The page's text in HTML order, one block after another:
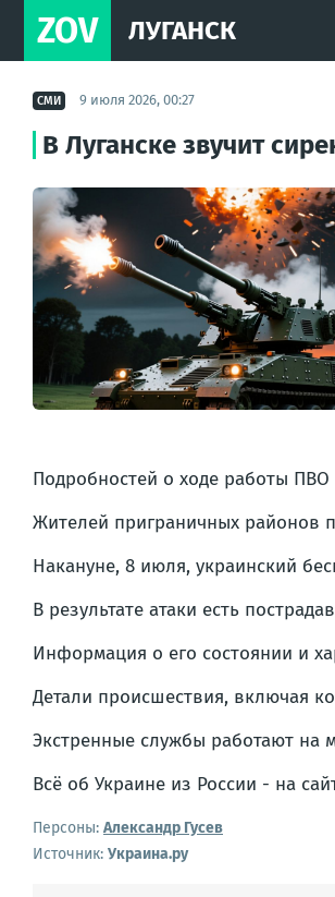
ZOV ЛУГАНСК
СМИ 9 июля 2026, 00:27
В Луганске звучит
Подробностей о ходе работы ПВО
Жителей приграничных районов
Накануне, 8 июля, украинский
В результате атаки есть
Информация о его состоянии и
Детали происшествия, включая
Экстренные службы работают на
Всё об Украине из России - на
Персоны: Александр Гусев
Источник: Украина.ру